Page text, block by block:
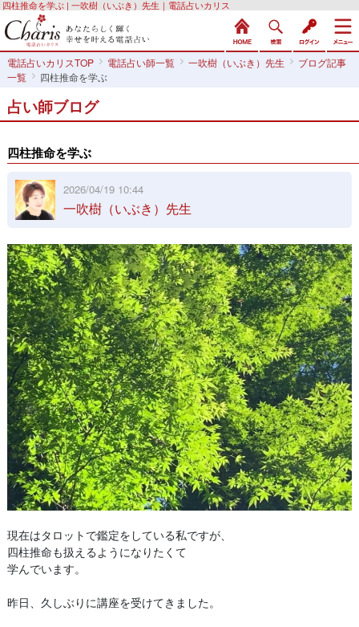
四柱推命を学ぶ | 一吹樹（いぶき）先生｜電話占いカリス
電話占いカリスTOP 電話占い師一覧 一吹樹（いぶき）先生
ブログ記事
一覧
四柱推命を学ぶ
占い師ブログ
四柱推命を学ぶ
2026/04/19 10:44
一吹樹（いぶき）先生
現在はタロットで鑑定をしている私ですが、
四柱推命も扱えるようになりたくて
学んでいます。
昨日、久しぶりに講座を受けてきました。